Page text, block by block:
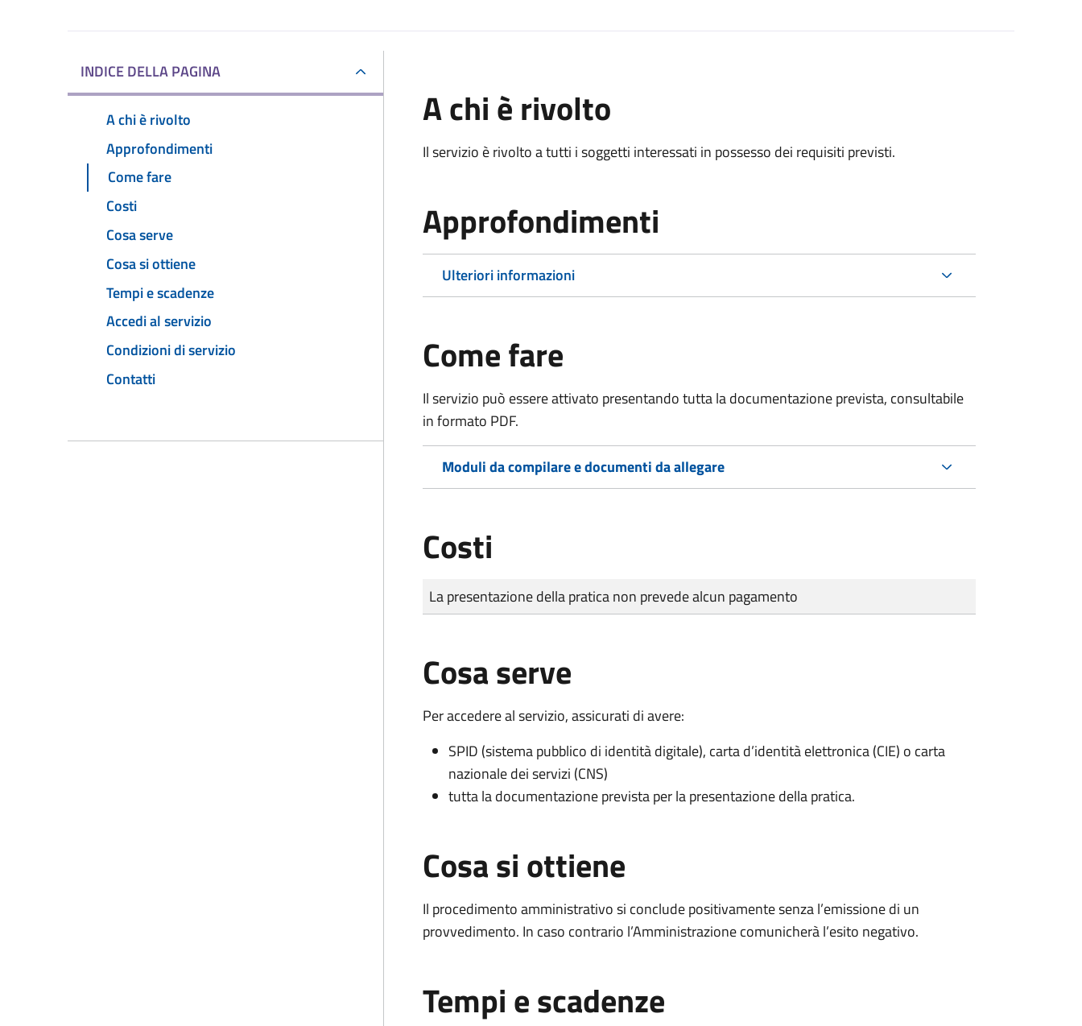
INDICE DELLA PAGINA
A chi è rivolto
Approfondimenti
Come fare
Costi
Cosa serve
Cosa si ottiene
Tempi e scadenze
Accedi al servizio
Condizioni di servizio
Contatti
A chi è rivolto
Il servizio è rivolto a tutti i soggetti interessati in possesso dei requisiti previsti.
Approfondimenti
Ulteriori informazioni
Come fare
Il servizio può essere attivato presentando tutta la documentazione prevista, consultabile
in formato PDF.
Moduli da compilare e documenti da allegare
Costi
Tipo di pagamento
Importo
La presentazione della pratica non prevede alcun pagamento
Cosa serve
Per accedere al servizio, assicurati di avere:
SPID (sistema pubblico di identità digitale), carta d’identità elettronica (CIE) o carta
nazionale dei servizi (CNS)
tutta la documentazione prevista per la presentazione della pratica.
Cosa si ottiene
Il procedimento amministrativo si conclude positivamente senza l’emissione di un
provvedimento. In caso contrario l’Amministrazione comunicherà l’esito negativo.
Tempi e scadenze